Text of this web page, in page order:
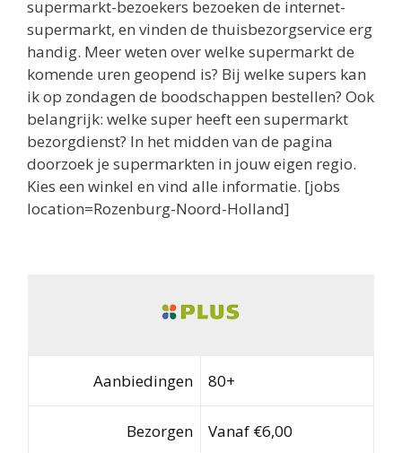
supermarkt-bezoekers bezoeken de internet-
supermarkt, en vinden de thuisbezorgservice erg
handig. Meer weten over welke supermarkt de
komende uren geopend is? Bij welke supers kan
ik op zondagen de boodschappen bestellen? Ook
belangrijk: welke super heeft een supermarkt
bezorgdienst? In het midden van de pagina
doorzoek je supermarkten in jouw eigen regio.
Kies een winkel en vind alle informatie. [jobs
location=Rozenburg-Noord-Holland]
Aanbiedingen 80+
Bezorgen Vanaf €6,00